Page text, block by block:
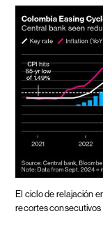
El ciclo de relajación
recortes consecutivos